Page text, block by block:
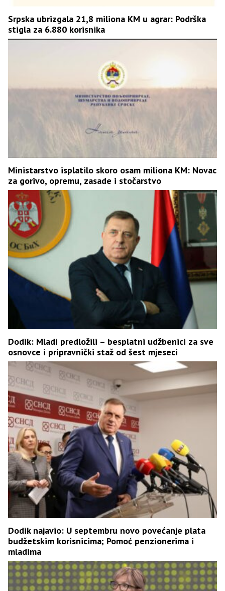
Srpska ubrizgala 21,8 miliona KM u agrar: Podrška
stigla za 6.880 korisnika
Ministarstvo isplatilo skoro osam miliona KM: Novac
za gorivo, opremu, zasade i stočarstvo
Dodik: Mladi predložili – besplatni udžbenici za sve
osnovce i pripravnički staž od šest mjeseci
Dodik najavio: U septembru novo povećanje plata
budžetskim korisnicima; Pomoć penzionerima i
mladima